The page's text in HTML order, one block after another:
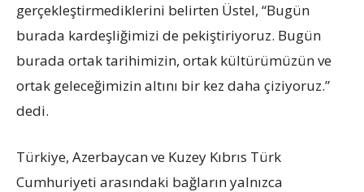
gerçekleştirmediklerini belirten Üstel, “Bugün
burada kardeşliğimizi de pekiştiriyoruz. Bugün
burada ortak tarihimizin, ortak kültürümüzün ve
ortak geleceğimizin altını bir kez daha çiziyoruz.”
dedi.
Türkiye, Azerbaycan ve Kuzey Kıbrıs Türk
Cumhuriyeti arasındaki bağların yalnızca